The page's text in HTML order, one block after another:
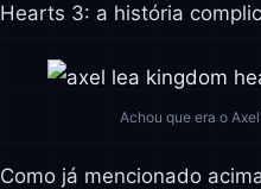
Hearts 3: a história
Achou que era o
Como já mencionado